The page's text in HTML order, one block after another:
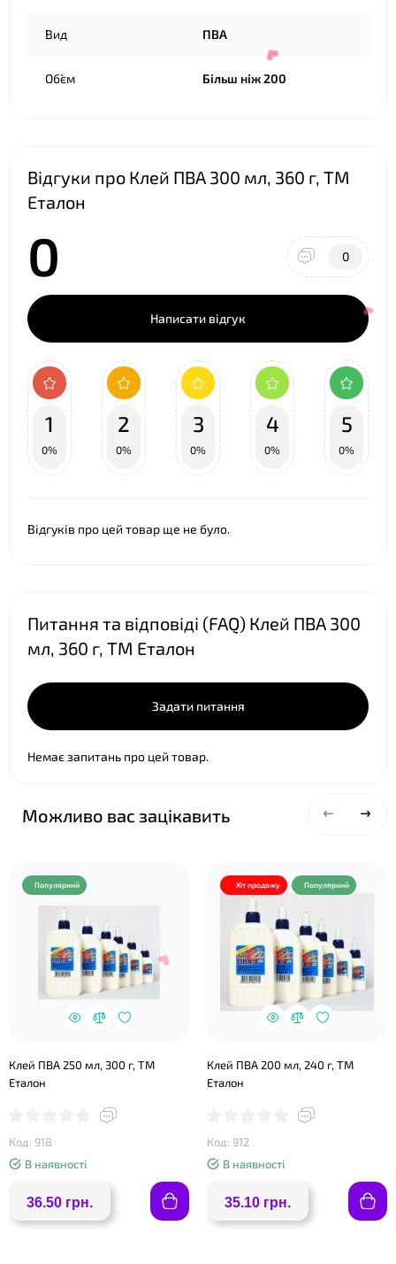
Вид ПВА
Об`єм Більш ніж 200
Відгуки про Клей ПВА 300 мл, 360 г, ТМ
Еталон
0 0
Написати відгук
1
0%
2
0%
3
0%
4
0%
5
0%
Відгуків про цей товар ще не було.
Питання та відповіді (FAQ) Клей ПВА 300
мл, 360 г, ТМ Еталон
Задати питання
Немає запитань про цей товар.
Можливо вас зацікавить
Популярний
Клей ПВА 250 мл, 300 г, ТМ
Еталон
Код: 918
В наявності
36.50 грн.
Хіт продажу Популярний
Клей ПВА 200 мл, 240 г, ТМ
Еталон
Код: 912
В наявності
35.10 грн.
❤